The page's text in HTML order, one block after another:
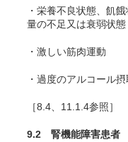
・栄養不良状態、飢
量の不足又は衰弱状態
・激しい筋肉運動
・過度のアルコール
［8.4、11.1.4参照］
9.2 腎機能障害患者